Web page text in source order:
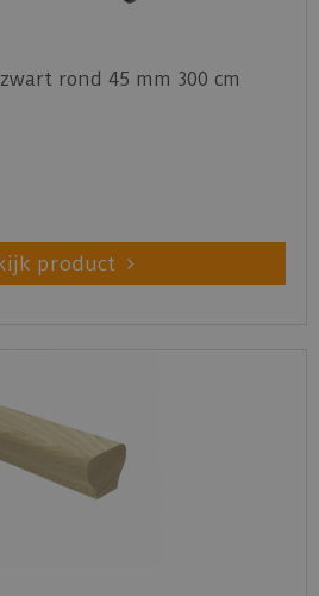
rond 45 mm 300 cm
product